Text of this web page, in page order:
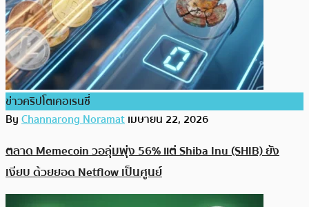
ข่าวคริปโตเคอเรนซี่
ByChannarong Noramatเมษายน 22, 2026
ตลาด Memecoin วอลุ่มพุ่ง 56% แต่ Shiba Inu (SHIB) ยัง
เงียบ ด้วยยอด Netflow เป็นศูนย์